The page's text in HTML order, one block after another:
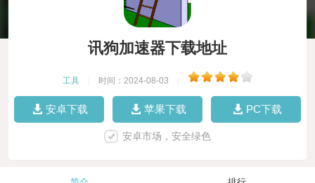
讯狗加速器下载地址
工具 时间：2024-08-03
安卓下载 苹果下载 PC下载
安卓市场，安全绿色